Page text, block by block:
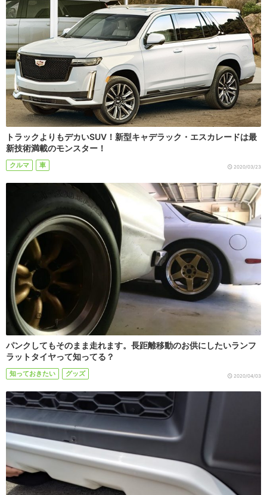
トラックよりもデカいSUV！新型キャデラック・エスカレードは最
新技術満載のモンスター！
クルマ 車 2020/03/23
パンクしてもそのまま走れます。長距離移動のお供にしたいランフ
ラットタイヤって知ってる？
知っておきたい グッズ 2020/04/03